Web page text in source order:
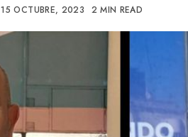
15 OCTUBRE, 2023 2 MIN READ